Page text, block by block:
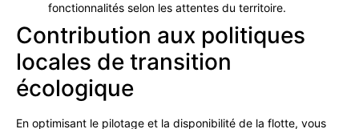
fonctionnalités selon les attentes du territoire.
Contribution aux politiques
locales de transition
écologique
En optimisant le pilotage et la disponibilité de la flotte, vous